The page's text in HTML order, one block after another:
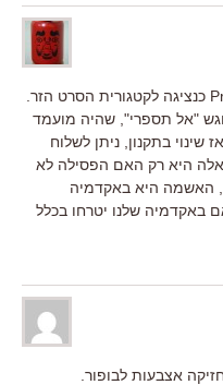
לפני שנתיים, איטליה הגישה את Private כנציגה לקטגורית הסרט הזר.
"אל תספרי", שהיה מועמד
בתקנון, ניתן לשלוח
היא רק האם הפסילה לא
האשמה היא באקדמיה
באקדמיה שלנו יטרחו בכלל
אצבעות לבופור.